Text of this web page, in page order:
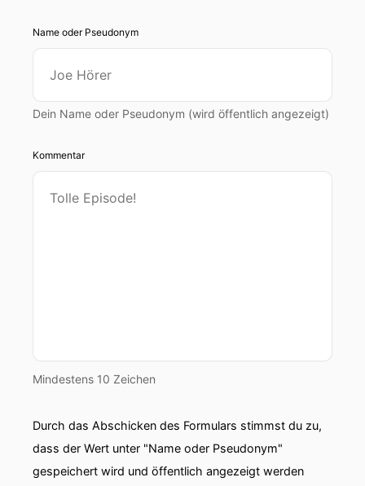
Name oder Pseudonym
Dein Name oder Pseudonym (wird öffentlich angezeigt)
Kommentar
Mindestens 10 Zeichen
Durch das Abschicken des Formulars stimmst du zu,
dass der Wert unter "Name oder Pseudonym"
gespeichert wird und öffentlich angezeigt werden